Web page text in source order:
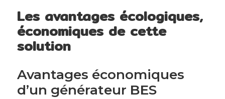
Les avantages écologiques,
économiques de cette
solution
Avantages économiques
d’un générateur BES